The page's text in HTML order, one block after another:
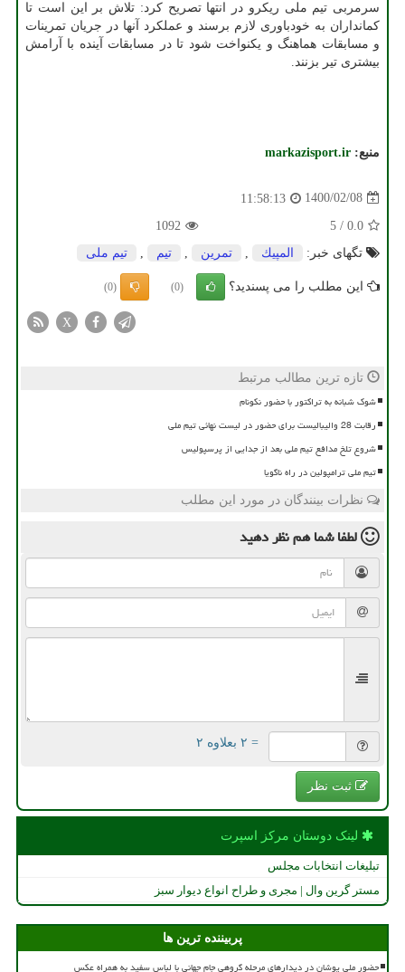
سرمربی تیم ملی ریکرو در انتها تصریح کرد: تلاش بر این است تا
کمانداران به خودباوری لازم برسند و عملکرد آنها در جریان تمرینات
و مسابقات هماهنگ و یکنواخت شود تا در مسابقات آینده با آرامش
بیشتری تیر بزنند.
منبع: markazisport.ir
1400/02/08
11:58:13
0.0
/
5
1092
تگهای خبر:
المپیك تمرین تیم تیم ملی
این مطلب را می پسندید؟ (0)
(0)
X
تازه ترین مطالب مرتبط
شوک شبانه به تراکتور با حضور نکونام
رقابت 28 والیبالیست برای حضور در لیست نهائی تیم ملی
شروع تلخ مدافع تیم ملی بعد از جدایی از پرسپولیس
تیم ملی ترامپولین در راه ناگویا
نظرات بینندگان در مورد این مطلب
لطفا شما همنظر دهید
= ۲ بعلاوه ۲
ثبت نظر
لینک دوستان مركز اسپرت
تبلیغات انتخابات مجلس
مستر گرین وال | مجری و طراح انواع دیوار سبز
پربیننده ترین ها
حضور ملی پوشان در دیدارهای مرحله گروهی جام جهانی با لباس سفید به همراه عکس